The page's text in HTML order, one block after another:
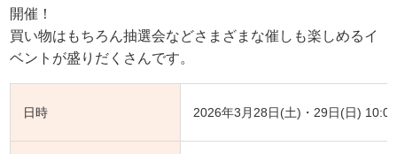
開催！
買い物はもちろん抽選会などさまざまな催しも楽しめるイ
ベントが盛りだくさんです。
日時 2026年3月28日(土)・29日(日)